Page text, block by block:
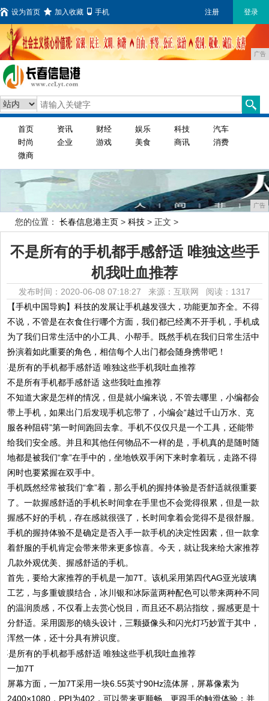
设为首页 加入收藏 手机 注册 登录
广告
首页 资讯 财经 娱乐 科技
汽车
时尚
企业 游戏 美食 商讯
消费
微商
广告
您的位置： 长春信息港主页 > 科技 > 正文 >
不是所有的手机都手感舒适 唯独这些手
机我吐血推荐
发布时间：2020-06-08 07:18:27 来源：互联网 阅读：1317
【手机中国导购】科技的发展让手机越发强大，功能更加齐全。不得
不说，不管是在衣食住行哪个方面，我们都已经离不开手机，手机成
为了我们日常生活中的小工具、小帮手。既然手机在我们日常生活中
扮演着如此重要的角色，相信每个人出门都会随身携带吧！
不是所有手机都手感舒适 这些我吐血推荐
不知道大家是怎样的情况，但是就小编来说，不管去哪里，小编都会
带上手机，如果出门后发现手机忘带了，小编会“越过千山万水、克
服各种阻碍”第一时间跑回去拿。手机不仅仅只是一个工具，还能带
给我们安全感。并且和其他任何物品不一样的是，手机真的是随时随
地都是被我们“拿”在手中的，坐地铁双手闲下来时拿着玩，走路不得
闲时也要紧握在双手中。
手机既然经常被我们“拿”着，那么手机的握持体验是否舒适就很重要
了。一款握感舒适的手机长时间拿在手里也不会觉得很累，但是一款
握感不好的手机，存在感就很强了，长时间拿着会觉得不是很舒服。
手机的握持体验不是确定是否入手一款手机的决定性因素，但一款拿
着舒服的手机肯定会带来带来更多惊喜。今天，就让我来给大家推荐
几款外观优美、握感舒适的手机。
首先，要给大家推荐的手机是一加7T。该机采用第四代AG亚光玻璃
工艺，与多重镀膜结合，冰川银和冰际蓝两种配色可以带来两种不同
的温润质感，不仅看上去赏心悦目，而且还不易沾指纹，握感更是十
分舒适。采用圆形的镜头设计，三颗摄像头和闪光灯巧妙置于其中，
浑然一体，还十分具有辨识度。
一加7T
屏幕方面，一加7T采用一块6.55英寸90Hz流体屏，屏幕像素为
2400×1080，PPI为402，可以带来更顺畅、更跟手的触滑体验；并